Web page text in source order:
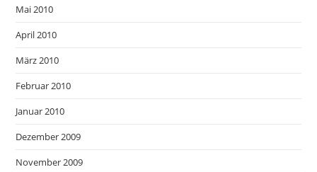
Mai 2010
April 2010
März 2010
Februar 2010
Januar 2010
Dezember 2009
November 2009